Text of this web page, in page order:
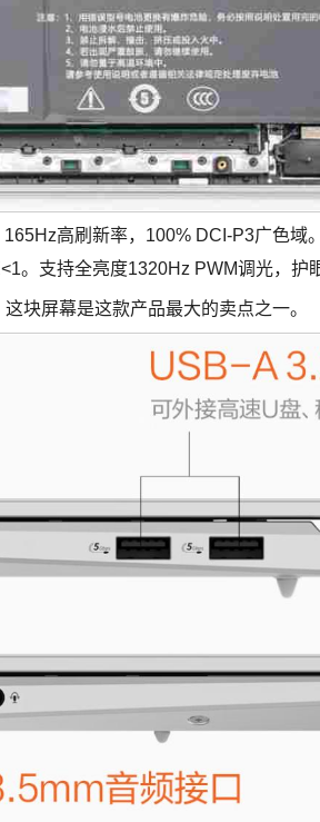
高刷新率，100% DCI-P3广色域
。支持全亮度1320Hz PWM调光，护
块屏幕是这款产品最大的卖点之一。